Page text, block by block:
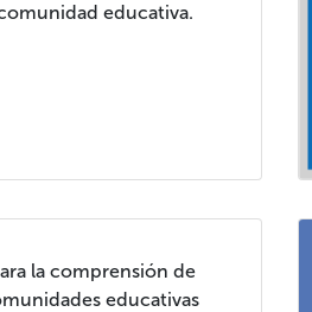
educativa.
la comprensión de
educativas